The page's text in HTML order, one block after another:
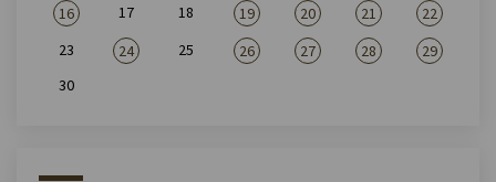
16
17 18 19 20 21
22
23
24 25 26 27 28
29
30